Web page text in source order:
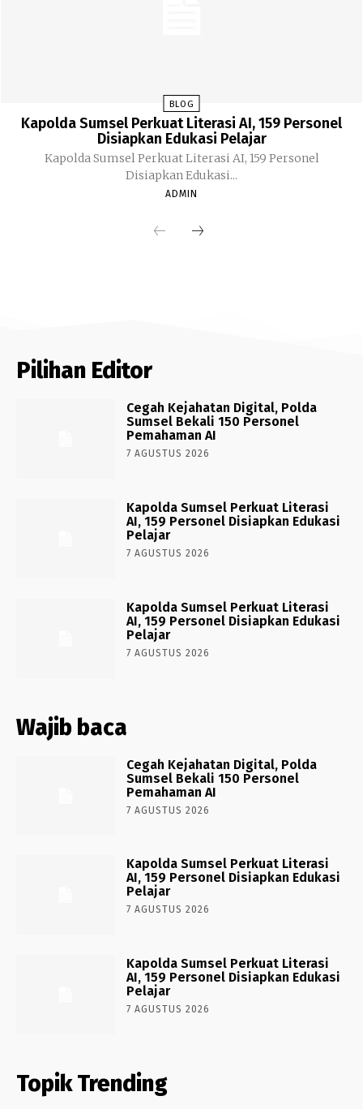
BLOG
Kapolda Sumsel Perkuat Literasi AI, 159 Personel
Disiapkan Edukasi Pelajar
Kapolda Sumsel Perkuat Literasi AI, 159 Personel
Disiapkan Edukasi...
ADMIN
Pilihan Editor
Cegah Kejahatan Digital, Polda
Sumsel Bekali 150 Personel
Pemahaman AI
7 AGUSTUS 2026
Kapolda Sumsel Perkuat Literasi
AI, 159 Personel Disiapkan Edukasi
Pelajar
7 AGUSTUS 2026
Kapolda Sumsel Perkuat Literasi
AI, 159 Personel Disiapkan Edukasi
Pelajar
7 AGUSTUS 2026
Wajib baca
Cegah Kejahatan Digital, Polda
Sumsel Bekali 150 Personel
Pemahaman AI
7 AGUSTUS 2026
Kapolda Sumsel Perkuat Literasi
AI, 159 Personel Disiapkan Edukasi
Pelajar
7 AGUSTUS 2026
Kapolda Sumsel Perkuat Literasi
AI, 159 Personel Disiapkan Edukasi
Pelajar
7 AGUSTUS 2026
Topik Trending